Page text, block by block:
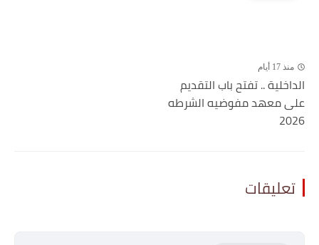
منذ 17 أيام
الداخلية .. تفتح باب التقديم
على معهد مفوضيه الشرطه
2026
تعليقات